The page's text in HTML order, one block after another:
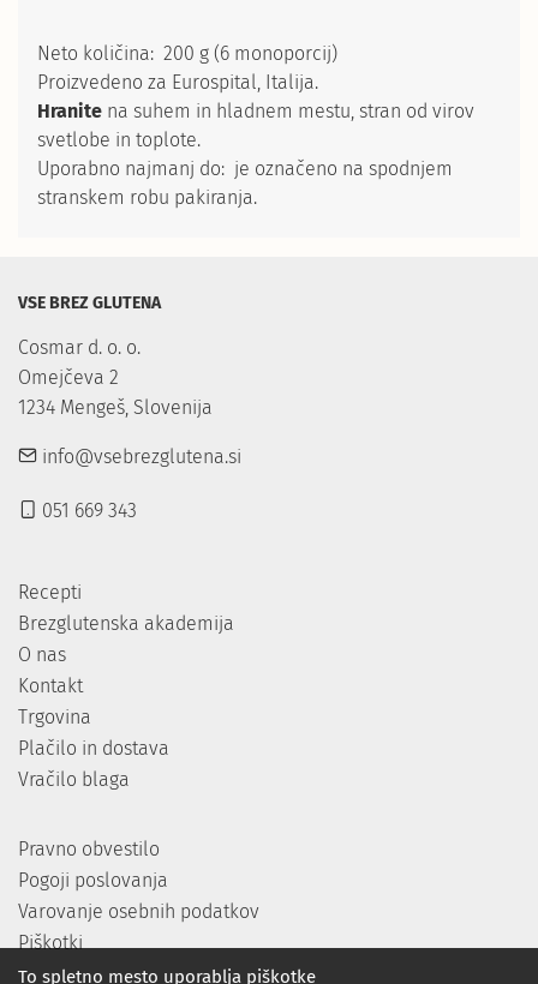
Neto količina: 200 g (6 monoporcij)
Proizvedeno za Eurospital, Italija.
Hranite na suhem in hladnem mestu, stran od virov
svetlobe in toplote.
Uporabno najmanj do: je označeno na spodnjem
stranskem robu pakiranja.
VSE BREZ GLUTENA
Cosmar d. o. o.
Omejčeva 2
1234 Mengeš, Slovenija
info@vsebrezglutena.si
051 669 343
Recepti
Brezglutenska akademija
O nas
Kontakt
Trgovina
Plačilo in dostava
Vračilo blaga
Pravno obvestilo
Pogoji poslovanja
Varovanje osebnih podatkov
Piškotki
To spletno mesto uporablja piškotke